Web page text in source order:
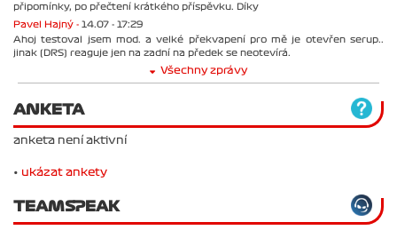
připomínky, po přečtení krátkého příspěvku. Díky
Pavel Hajný - 14.07 - 17:29
Ahoj testoval jsem mod. a velké překvapení pro mě je otevřen serup..
jinak (DRS) reaguje jen na zadní na předek se neotevírá.
Všechny zprávy
ANKETA
anketa není aktivní
• ukázat ankety
TEAMSPEAK